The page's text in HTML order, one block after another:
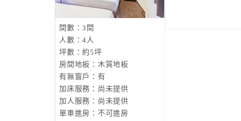
間數：3間
人數：4人
坪數：約5坪
房間地板：木質地板
有無窗戶：有
加床服務：尚未提供
加人服務：尚未提供
單車進房：不可進房